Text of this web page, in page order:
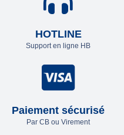
HOTLINE
Support en ligne HB
Paiement sécurisé
Par CB ou Virement